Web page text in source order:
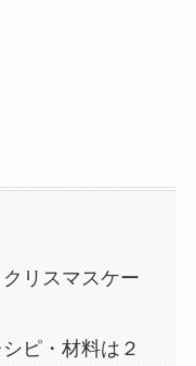
リスマスケー
ピ・材料は２